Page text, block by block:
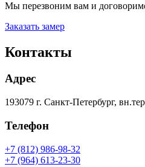
Мы перезвоним вам и
Заказать замер
Контакты
Адрес
193079 г. Санкт-Петербург,
Телефон
+7 (812) 986-98-32
+7 (964) 613-23-30